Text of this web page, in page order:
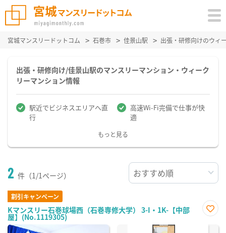
宮城マンスリードットコム 石巻市 佳景山駅 出張・研修向けのウィ
出張・研修向け/佳景山駅のマンスリーマンション・ウィーク
リーマンション情報
駅近でビジネスエリアへ直
行
高速Wi-Fi完備で仕事が快
適
もっと見る
2 件（1/1ページ）
割引キャンペーン
Kマンスリー石巻球場西（石巻専修大学） 3-I・1K-【中部
屋】(No.1119305)
に入